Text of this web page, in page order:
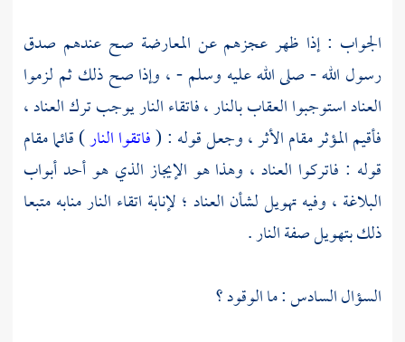
الجواب : إذا ظهر عجزهم عن المعارضة صح عندهم صدق
رسول الله - صلى الله عليه وسلم - ، وإذا صح ذلك ثم لزموا
العناد استوجبوا العقاب بالنار ، فاتقاء النار يوجب ترك العناد ،
فأقيم المؤثر مقام الأثر ، وجعل قوله : (فاتقوا النار) قائما مقام
قوله : فاتركوا العناد ، وهذا هو الإيجاز الذي هو أحد أبواب
البلاغة ، وفيه تهويل لشأن العناد ؛ لإنابة اتقاء النار منابه متبعا
ذلك بتهويل صفة النار .
السؤال السادس : ما الوقود ؟